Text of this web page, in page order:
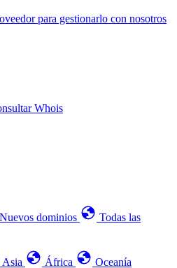
para gestionarlo con nosotros
Whois
Nuevos dominios
Todas las
Asia África
Oceanía